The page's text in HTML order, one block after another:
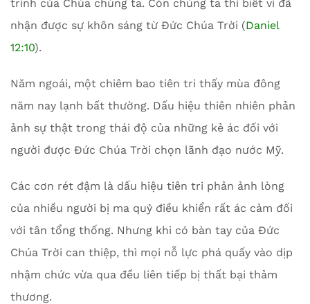
trình của Chúa chúng ta. Còn chúng ta thì biết vì đã
nhận được sự khôn sáng từ Đức Chúa Trời (Daniel
12:10).
Năm ngoái, một chiêm bao tiên tri thấy mùa đông
năm nay lạnh bất thường. Dấu hiệu thiên nhiên phản
ảnh sự thật trong thái độ của những kẻ ác đối với
người được Đức Chúa Trời chọn lãnh đạo nước Mỹ.
Các cơn rét đậm là dấu hiệu tiên tri phản ảnh lòng
của nhiều người bị ma quỷ điều khiển rất ác cảm đối
với tân tổng thống. Nhưng khi có bàn tay của Đức
Chúa Trời can thiệp, thì mọi nỗ lực phá quấy vào dịp
nhậm chức vừa qua đều liên tiếp bị thất bại thảm
thương.